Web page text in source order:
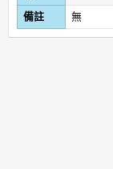
備註 無